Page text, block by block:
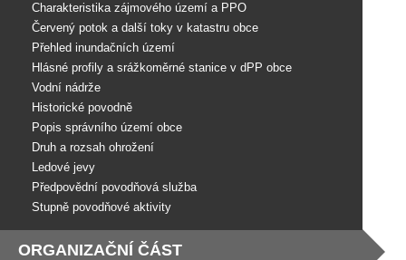
Charakteristika zájmového území a PPO
Červený potok a další toky v katastru obce
Přehled inundačních území
Hlásné profily a srážkoměrné stanice v dPP obce
Vodní nádrže
Historické povodně
Popis správního území obce
Druh a rozsah ohrožení
Ledové jevy
Předpovědní povodňová služba
Stupně povodňové aktivity
ORGANIZAČNÍ ČÁST